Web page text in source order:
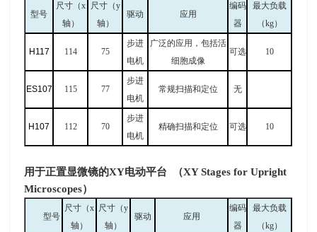
型号
尺寸（x
轴）
尺寸（y
轴）
驱动 应用
编码
器
最大负载
（kg）
H117 114 75
步进
电机
广泛的应用，包括活
细胞成像
可选 10
ES107 115 77
步进
电机
常规扫描和定位 无
H107 112 70
步进
电机
精确扫描和定位 可选 10
用于正置显微镜的XY电动平台
（XY Stages for Upright
Microscopes）
型号
尺寸（x
轴）
尺寸（y
轴）
驱动 应用
编码
器
最大负载
（kg）